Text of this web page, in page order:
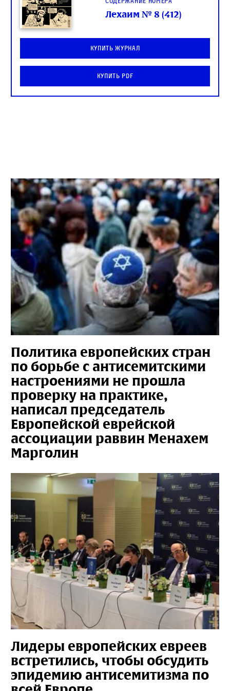
Лехаим № 8 (412)
Купить журнал
Купить PDF
Политика европейских стран
по борьбе с антисемитскими
настроениями не прошла
проверку на практике,
написал председатель
Европейской еврейской
ассоциации раввин Менахем
Марголин
Лидеры европейских евреев
встретились, чтобы обсудить
эпидемию антисемитизма по